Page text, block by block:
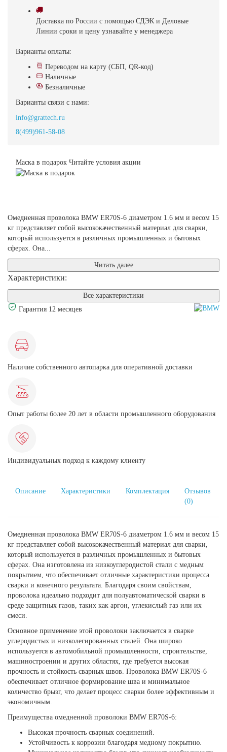
Доставка по России с помощью СДЭК и Деловые
Линии сроки и цену узнавайте у менеджера
Варианты оплаты:
Переводом на карту (СБП, QR-код)
Наличные
Безналичные
Варианты связи с нами:
info@grattech.ru
8(499)961-58-08
Маска в подарок Читайте условия акции
Омедненная проволока BMW ER70S-6 диаметром 1.6 мм и весом 15
кг представляет собой высококачественный материал для сварки,
который используется в различных промышленных и бытовых
сферах. Она...
Читать далее
Характеристики:
Все характеристики
Гарантия 12 месяцев
Наличие собственного автопарка для оперативной доставки
Опыт работы более 20 лет в области промышленного оборудования
Индивидуальных подход к каждому клиенту
Описание Характеристики Комплектация
Отзывов
(0)
Омедненная проволока BMW ER70S-6 диаметром 1.6 мм и весом 15
кг представляет собой высококачественный материал для сварки,
который используется в различных промышленных и бытовых
сферах. Она изготовлена из низкоуглеродистой стали с медным
покрытием, что обеспечивает отличные характеристики процесса
сварки и конечного результата. Благодаря своим свойствам,
проволока идеально подходит для полуавтоматической сварки в
среде защитных газов, таких как аргон, углекислый газ или их
смеси.
Основное применение этой проволоки заключается в сварке
углеродистых и низколегированных сталей. Она широко
используется в автомобильной промышленности, строительстве,
машиностроении и других областях, где требуется высокая
прочность и стойкость сварных швов. Проволока BMW ER70S-6
обеспечивает отличное формирование шва и минимальное
количество брызг, что делает процесс сварки более эффективным и
экономичным.
Преимущества омедненной проволоки BMW ER70S-6:
Высокая прочность сварных соединений.
Устойчивость к коррозии благодаря медному покрытию.